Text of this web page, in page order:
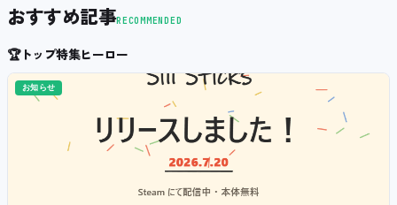
おすすめ記事RECOMMENDED
🏆トップ特集ヒーロー
お知らせ